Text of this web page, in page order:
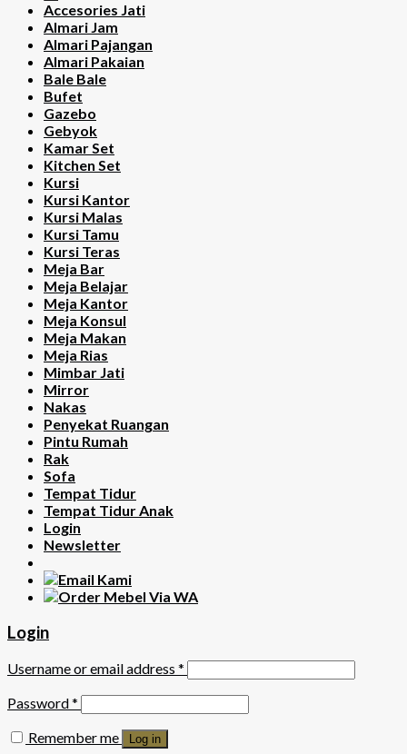
Accesories Jati
Almari Jam
Almari Pajangan
Almari Pakaian
Bale Bale
Bufet
Gazebo
Gebyok
Kamar Set
Kitchen Set
Kursi
Kursi Kantor
Kursi Malas
Kursi Tamu
Kursi Teras
Meja Bar
Meja Belajar
Meja Kantor
Meja Konsul
Meja Makan
Meja Rias
Mimbar Jati
Mirror
Nakas
Penyekat Ruangan
Pintu Rumah
Rak
Sofa
Tempat Tidur
Tempat Tidur Anak
Login
Newsletter
Login
Username or email address *
Password*
Remember me
Log in